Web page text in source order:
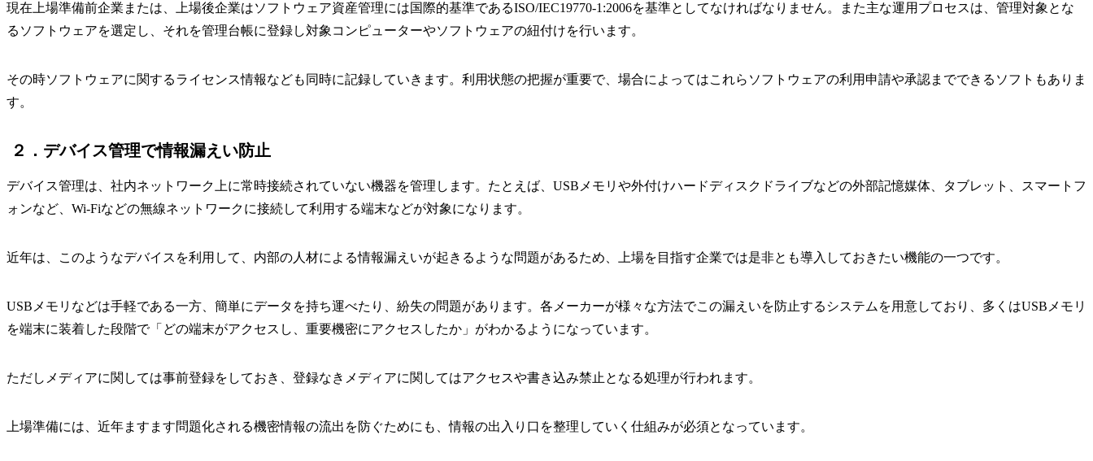
現在上場準備前企業または、上場後企業はソフトウェア資産管理には国際的基準であるISO/IEC19770-1:2006を基準としてなければなりません。また主な運用プロセスは、管理対象とな
るソフトウェアを選定し、それを管理台帳に登録し対象コンピューターやソフトウェアの紐付けを行います。
その時ソフトウェアに関するライセンス情報なども同時に記録していきます。利用状態の把握が重要で、場合によってはこれらソフトウェアの利用申請や承認までできるソフトもありま
す。
２．デバイス管理で情報漏えい防止
デバイス管理は、社内ネットワーク上に常時接続されていない機器を管理します。たとえば、USBメモリや外付けハードディスクドライブなどの外部記憶媒体、タブレット、スマートフ
ォンなど、Wi-Fiなどの無線ネットワークに接続して利用する端末などが対象になります。
近年は、このようなデバイスを利用して、内部の人材による情報漏えいが起きるような問題があるため、上場を目指す企業では是非とも導入しておきたい機能の一つです。
USBメモリなどは手軽である一方、簡単にデータを持ち運べたり、紛失の問題があります。各メーカーが様々な方法でこの漏えいを防止するシステムを用意しており、多くはUSBメモリ
を端末に装着した段階で「どの端末がアクセスし、重要機密にアクセスしたか」がわかるようになっています。
ただしメディアに関しては事前登録をしておき、登録なきメディアに関してはアクセスや書き込み禁止となる処理が行われます。
上場準備には、近年ますます問題化される機密情報の流出を防ぐためにも、情報の出入り口を整理していく仕組みが必須となっています。